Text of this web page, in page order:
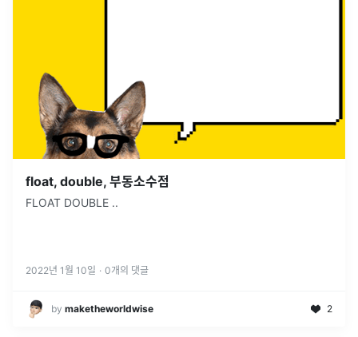
float, double, 부동소수점
FLOAT DOUBLE ..
2022년 1월 10일 · 0개의 댓글
by maketheworldwise 2